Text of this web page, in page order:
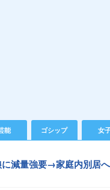
能 ゴシップ 女
減量強要→家庭内別居へ